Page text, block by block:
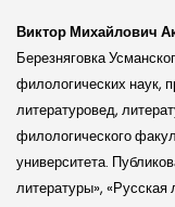
Виктор Михайлович
Березняговка
филологических наук,
литературовед,
филологического
университета.
литературы», «Русская